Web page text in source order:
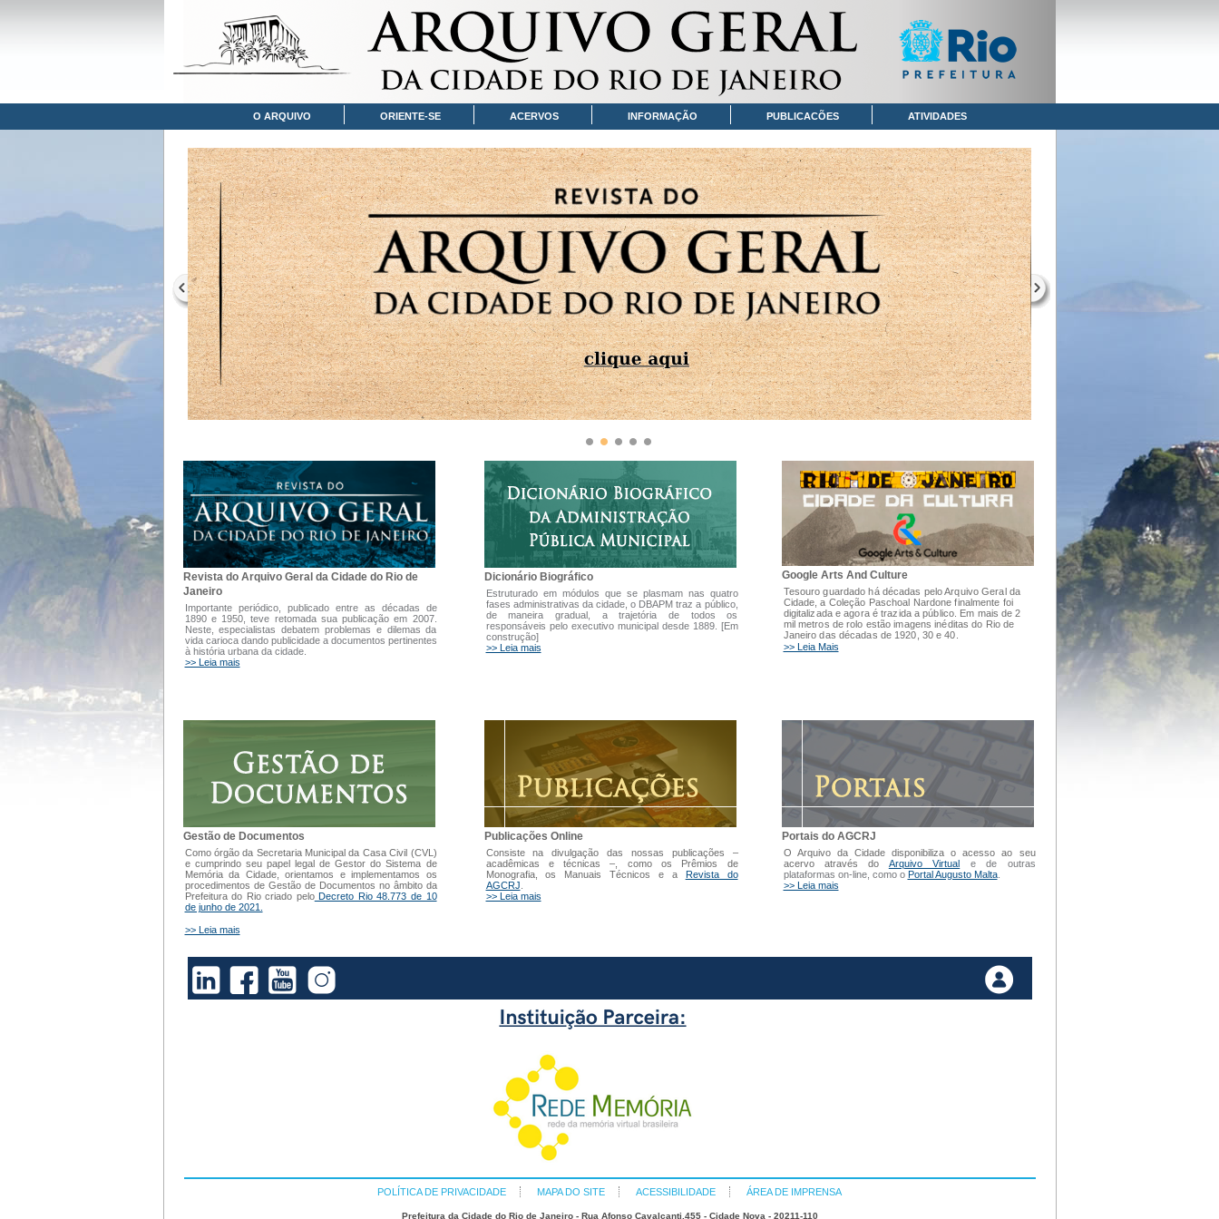
O ARQUIVO ORIENTE-SE ACERVOS INFORMAÇÃO PUBLICACÕES ATIVIDADES
Revista do Arquivo Geral da Cidade do Rio de
Janeiro
Importante periódico, publicado entre as décadas de
1890 e 1950, teve retomada sua publicação em 2007.
Neste, especialistas debatem problemas e dilemas da
vida carioca dando publicidade a documentos pertinentes
à história urbana da cidade.
>> Leia mais
Dicionário Biográfico
Estruturado em módulos que se plasmam nas quatro
fases administrativas da cidade, o DBAPM traz a público,
de maneira gradual, a trajetória de todos os
responsáveis pelo executivo municipal desde 1889. [Em
construção]
>> Leia mais
Google Arts And Culture
Tesouro guardado há décadas pelo Arquivo Geral da
Cidade, a Coleção Paschoal Nardone finalmente foi
digitalizada e agora é trazida a público. Em mais de 2
mil metros de rolo estão imagens inéditas do Rio de
Janeiro das décadas de 1920, 30 e 40.
>> Leia Mais
Gestão de Documentos
Como órgão da Secretaria Municipal da Casa Civil (CVL)
e cumprindo seu papel legal de Gestor do Sistema de
Memória da Cidade, orientamos e implementamos os
procedimentos de Gestão de Documentos no âmbito da
Prefeitura do Rio criado peloDecreto Rio 48.773 de 10
de junho de 2021.
>> Leia mais
Publicações Online
Consiste na divulgação das nossas publicações –
acadêmicas e técnicas –, como os Prêmios de
Monografia, os Manuais Técnicos e a Revista do
AGCRJ
>> Leia mais
Portais do AGCRJ
O Arquivo da Cidade disponibiliza o acesso ao seu
acervo através do Arquivo Virtual e de outras
plataformas on-line, como o Portal Augusto Malta.
>> Leia mais
POLÍTICA DE PRIVACIDADE MAPA DO SITE ACESSIBILIDADE ÁREA DE IMPRENSA
Prefeitura da Cidade do Rio de Janeiro - Rua Afonso Cavalcanti,455 - Cidade Nova - 20211-110